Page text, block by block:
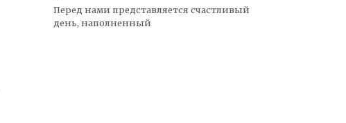
Перед нами представляется счастливый
день, наполненный